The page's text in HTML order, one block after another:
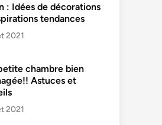
: Idées de décorations
tendances
2021
chambre bien
Astuces et
2021